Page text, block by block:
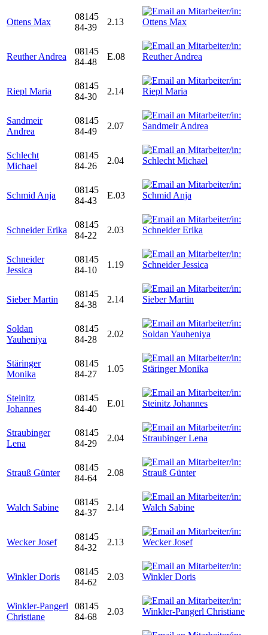
Ottens Max
08145
84-39
2.13
Reuther Andrea
08145
84-48
E.08
Riepl Maria
08145
84-30
2.14
Sandmeir
Andrea
08145
84-49
2.07
Schlecht
Michael
08145
84-26
2.04
Schmid Anja
08145
84-43
E.03
Schneider Erika
08145
84-22
2.03
Schneider
Jessica
08145
84-10
1.19
Sieber Martin
08145
84-38
2.14
Soldan
Yauheniya
08145
84-28
2.02
Stäringer
Monika
08145
84-27
1.05
Steinitz
Johannes
08145
84-40
E.01
Straubinger
Lena
08145
84-29
2.04
Strauß Günter
08145
84-64
2.08
Walch Sabine
08145
84-37
2.14
Wecker Josef
08145
84-32
2.13
Winkler Doris
08145
84-62
2.03
Winkler-Pangerl
Christiane
08145
84-68
2.03